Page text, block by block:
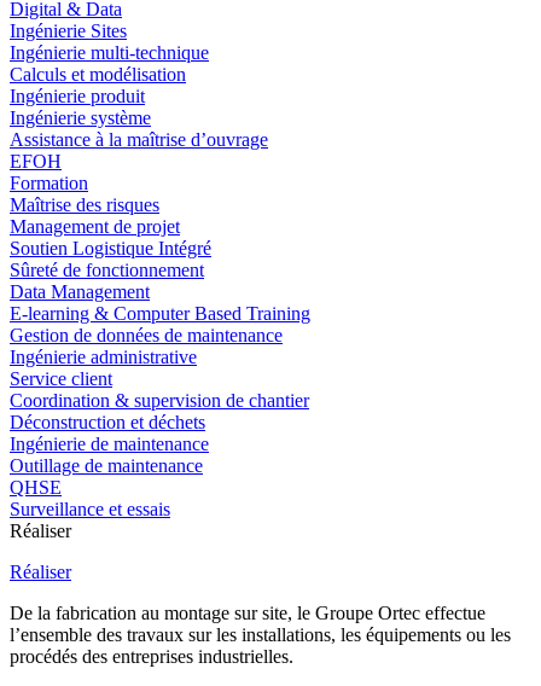
Digital & Data
Ingénierie Sites
Ingénierie multi-technique
Calculs et modélisation
Ingénierie produit
Ingénierie système
Assistance à la maîtrise d’ouvrage
EFOH
Formation
Maîtrise des risques
Management de projet
Soutien Logistique Intégré
Sûreté de fonctionnement
Data Management
E-learning & Computer Based Training
Gestion de données de maintenance
Ingénierie administrative
Service client
Coordination & supervision de chantier
Déconstruction et déchets
Ingénierie de maintenance
Outillage de maintenance
QHSE
Surveillance et essais
Réaliser
Réaliser
De la fabrication au montage sur site, le Groupe Ortec effectue
l’ensemble des travaux sur les installations, les équipements ou les
procédés des entreprises industrielles.